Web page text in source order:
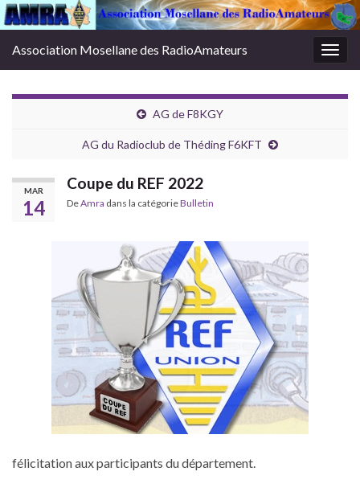
Association Mosellane des RadioAmateurs
AG de F8KGY
AG du Radioclub de Théding F6KFT
MAR
14
Coupe du REF 2022
DeAmra dans la catégorieBulletin
félicitation aux participants du département.